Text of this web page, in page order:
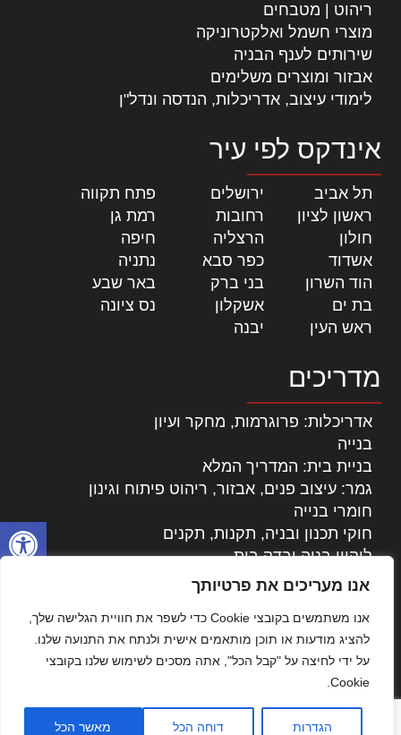
פתח
אנו מעריכים את פרטיותך
אנו משתמשים בקובצי Cookie כדי לשפר את חוויית הגלישה שלך,
להציג מודעות או תוכן מותאמים אישית ולנתח את התנועה שלנו.
על ידי לחיצה על "קבל הכל", אתה מסכים לשימוש שלנו בקובצי
Cookie.
הגדרות דוחה הכל מאשר הכל
ריהוט | מטבחים
מוצרי חשמל ואלקטרוניקה
שירותים לענף הבניה
אבזור ומוצרים משלימים
לימודי עיצוב, אדריכלות, הנדסה ונדל"ן
אינדקס לפי עיר
תל אביב ירושלים פתח תקווה
ראשון לציון
רחובות רמת גן
חולון
הרצליה חיפה
אשדוד
כפר סבא נתניה
הוד השרון
בני ברק באר שבע
בת ים
אשקלון נס ציונה
ראש העין
יבנה
מדריכים
אדריכלות: פרוגרמות, מחקר ועיון
בנייה
בניית בית: המדריך המלא
גמר: עיצוב פנים, אבזור, ריהוט פיתוח וגינון
חומרי בנייה
חוקי תכנון ובניה, תקנות, תקנים
ליקויי בניה ובדק בית
נדל"ן: זכויות, אגרות ועסקאות
עקרונות ניהול אחזקה מתקדמות
צילום אדריכלי
שיווק נדלן
שיטות בניה: מפרטים והמלצות
תוכן שיווקי